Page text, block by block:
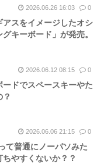
2026.06.26 16:03 0
アスをイメージしたオシ
キーボード」が発売。
2026.06.12 08:15 0
ドでスペースキーやた
？
2026.06.06 21:15 0
て普通にノーパソみた
やすくないか？？